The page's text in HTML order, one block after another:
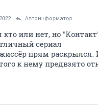
Автоинформатор
или нет, но
сериал
прям раскрылся.
к нему предвзято